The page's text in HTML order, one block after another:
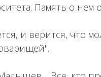
Память о нем
и верится, что